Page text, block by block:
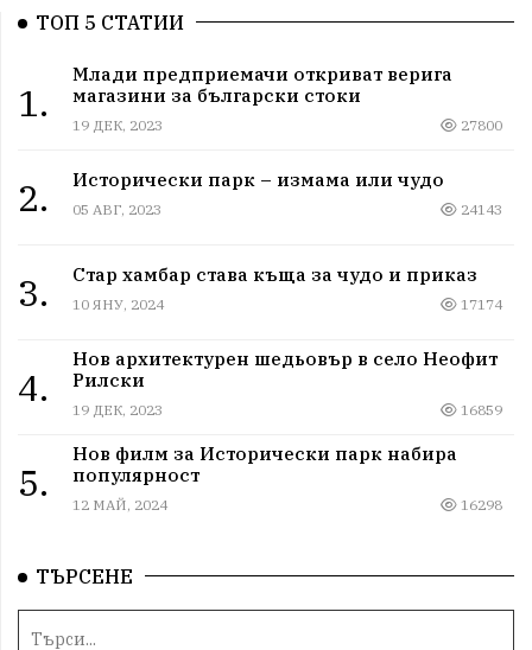
ТОП 5 СТАТИИ
1.
Млади предприемачи откриват верига
магазини за български стоки
19 ДЕК, 2023 27800
2. Исторически парк – измама или чудо
05 АВГ, 2023 24143
3. Стар хамбар става къща за чудо и приказ
10 ЯНУ, 2024 17174
4.
Нов архитектурен шедьовър в село Неофит
Рилски
19 ДЕК, 2023 16859
5.
Нов филм за Исторически парк набира
популярност
12 МАЙ, 2024 16298
ТЪРСЕНЕ